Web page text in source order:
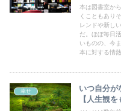
本は図書室か
くこともあり
レンドや新し
だ。ほぼ毎日
いものの、今
本に対する情熱
幸せ
いつ自分が
【人生観を